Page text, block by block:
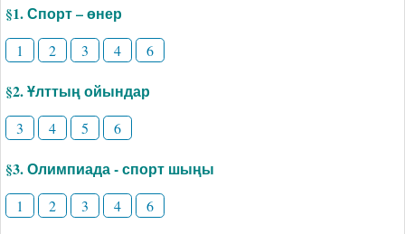
§1. Спорт – өнер
1 2 3 4 6
§2. Ұлттың ойындар
3 4 5 6
§3. Олимпиада - спорт шыңы
1 2 3 4 6